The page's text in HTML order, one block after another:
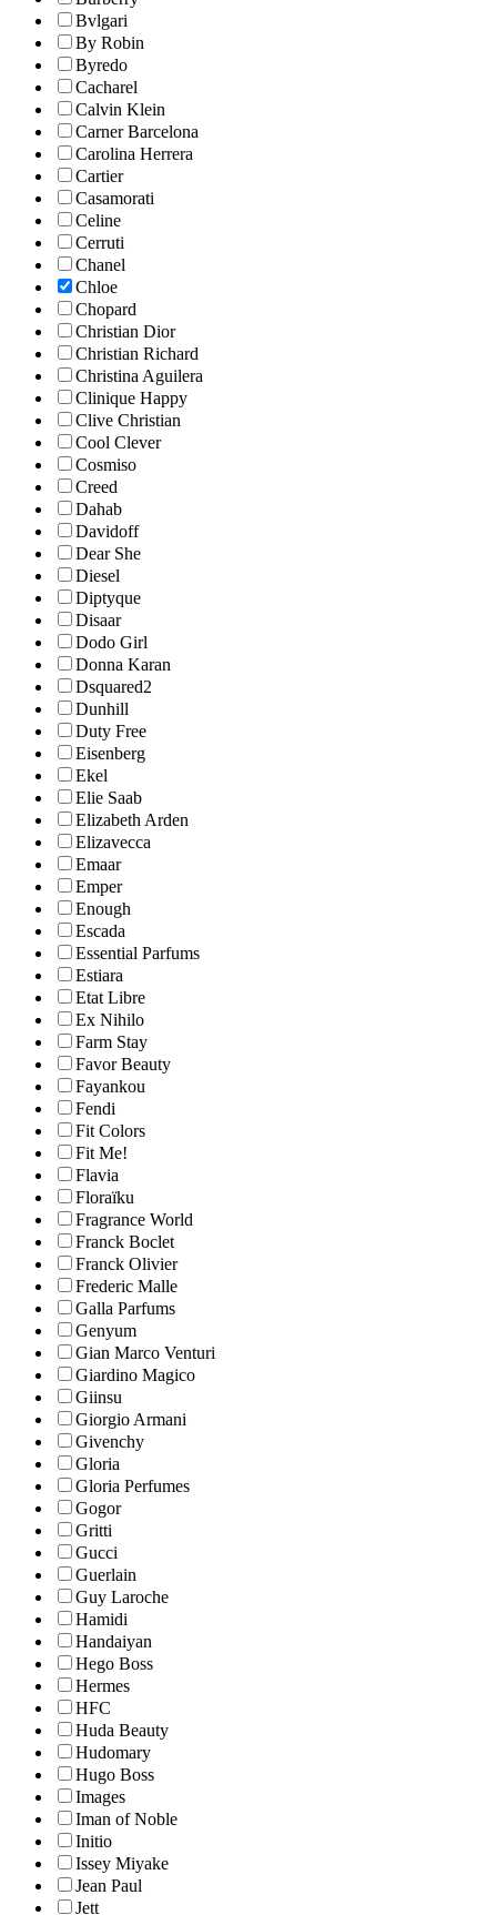
Bvlgari
By Robin
Byredo
Cacharel
Calvin Klein
Carner Barcelona
Carolina Herrera
Cartier
Casamorati
Celine
Cerruti
Chanel
Chloe
Chopard
Christian Dior
Christian Richard
Christina Aguilera
Clinique Happy
Clive Christian
Cool Clever
Cosmiso
Creed
Dahab
Davidoff
Dear She
Diesel
Diptyque
Disaar
Dodo Girl
Donna Karan
Dsquared2
Dunhill
Duty Free
Eisenberg
Ekel
Elie Saab
Elizabeth Arden
Elizavecca
Emaar
Emper
Enough
Escada
Essential Parfums
Estiara
Etat Libre
Ex Nihilo
Farm Stay
Favor Beauty
Fayankou
Fendi
Fit Colors
Fit Me!
Flavia
Floraïku
Fragrance World
Franck Boclet
Franck Olivier
Frederic Malle
Galla Parfums
Genyum
Gian Marco Venturi
Giardino Magico
Giinsu
Giorgio Armani
Givenchy
Gloria
Gloria Perfumes
Gogor
Gritti
Gucci
Guerlain
Guy Laroche
Hamidi
Handaiyan
Hego Boss
Hermes
HFC
Huda Beauty
Hudomary
Hugo Boss
Images
Iman of Noble
Initio
Issey Miyake
Jean Paul
Jett